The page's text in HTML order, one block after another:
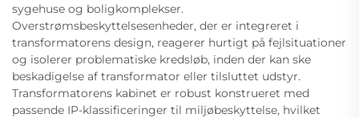
sygehuse og boligkomplekser.
Overstrømsbeskyttelsesenheder, der er integreret i
transformatorens design, reagerer hurtigt på fejlsituationer
og isolerer problematiske kredsløb, inden der kan ske
beskadigelse af transformator eller tilsluttet udstyr.
Transformatorens kabinet er robust konstrueret med
passende IP-klassificeringer til miljøbeskyttelse, hvilket